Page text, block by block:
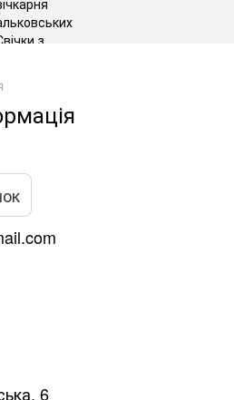
'G-DP234BVRNV');
6